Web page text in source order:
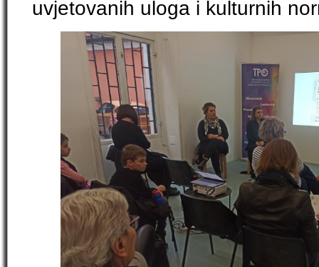
uvjetovanih uloga i kulturnih